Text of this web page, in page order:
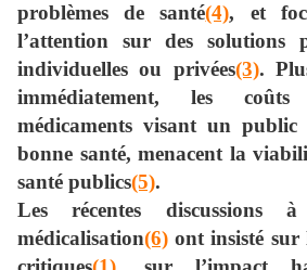
problèmes de santé(4), et
l’attention sur des solutions
individuelles ou privées(3).
immédiatement, les
médicaments visant un public
bonne santé, menacent la
santé publics(5).
Les récentes
médicalisation(6) ont insisté sur